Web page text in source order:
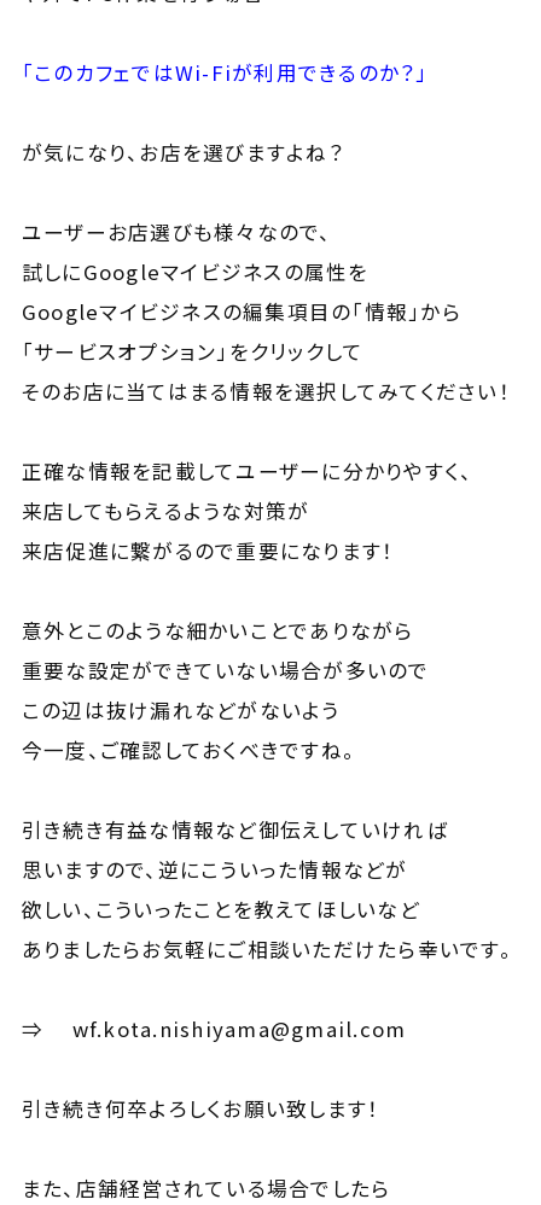
「このカフェではWi-Fiが利用できるのか？」
が気になり、お店を選びますよね？
ユーザーお店選びも様々なので、
試しにGoogleマイビジネスの属性を
Googleマイビジネスの編集項目の「情報」から
「サービスオプション」をクリックして
そのお店に当てはまる情報を選択してみてください！
正確な情報を記載してユーザーに分かりやすく、
来店してもらえるような対策が
来店促進に繋がるので重要になります！
意外とこのような細かいことでありながら
重要な設定ができていない場合が多いので
この辺は抜け漏れなどがないよう
今一度、ご確認しておくべきですね。
引き続き有益な情報など御伝えしていければ
思いますので、逆にこういった情報などが
欲しい、こういったことを教えてほしいなど
ありましたらお気軽にご相談いただけたら幸いです。
⇒ wf.kota.nishiyama@gmail.com
引き続き何卒よろしくお願い致します！
また、店舗経営されている場合でしたら